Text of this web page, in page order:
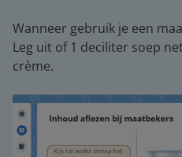
Wanneer gebruik je een
Leg uit of 1 deciliter soep
crème.